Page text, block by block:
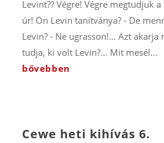
Levint?? Végre! Végre megtudjuk
úr! Ön Levin tanítványa? - De
Levin? - Ne ugrasson!... Azt
tudja, ki volt Levin?... Mit mesél...
bővebben
Cewe heti kihívás 6.